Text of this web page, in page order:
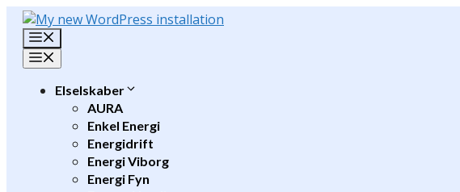
Hop
indhold
Elselskaber
AURA
Enkel Energi
Energidrift
Energi Viborg
Energi Fyn